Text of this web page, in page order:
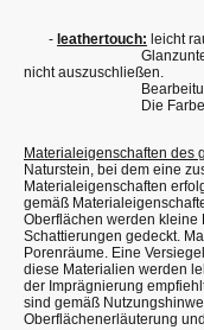
- leathertouch: leicht
nicht auszuschließen.
Die Farbe weicht
Materialeigenschaften des
Naturstein, bei dem eine
Materialeigenschaften
gemäß
Oberflächen werden kleine
Schattierungen gedeckt.
Porenräume. Eine
diese Materialien werden
der Imprägnierung
sind gemäß
Oberflächenerläuterung